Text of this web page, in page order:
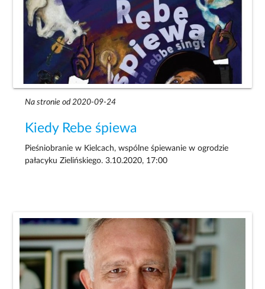
Na stronie od 2020-09-24
Kiedy Rebe śpiewa
Pieśniobranie w Kielcach, wspólne śpiewanie w ogrodzie
pałacyku Zielińskiego. 3.10.2020, 17:00